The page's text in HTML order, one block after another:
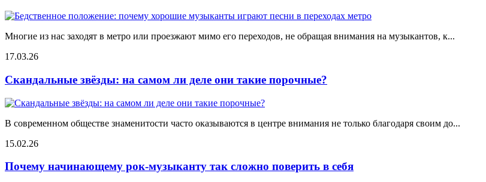
Многие из нас заходят в метро или проезжают мимо его переходов, не обращая внимания на музыкантов, к...
17.03.26
Скандальные звёзды: на самом ли деле они такие порочные?
В современном обществе знаменитости часто оказываются в центре внимания не только благодаря своим до...
15.02.26
Почему начинающему рок-музыканту так сложно поверить в себя